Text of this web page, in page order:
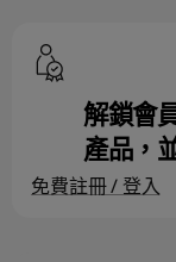
惠
解鎖會
產品，
免費註冊 / 登入